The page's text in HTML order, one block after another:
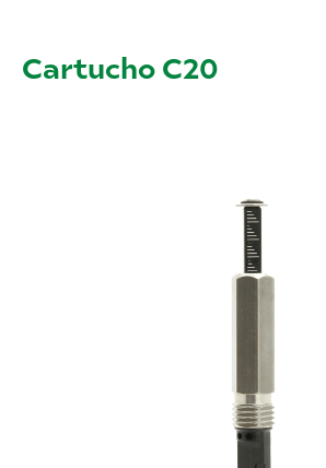
Cartucho C20